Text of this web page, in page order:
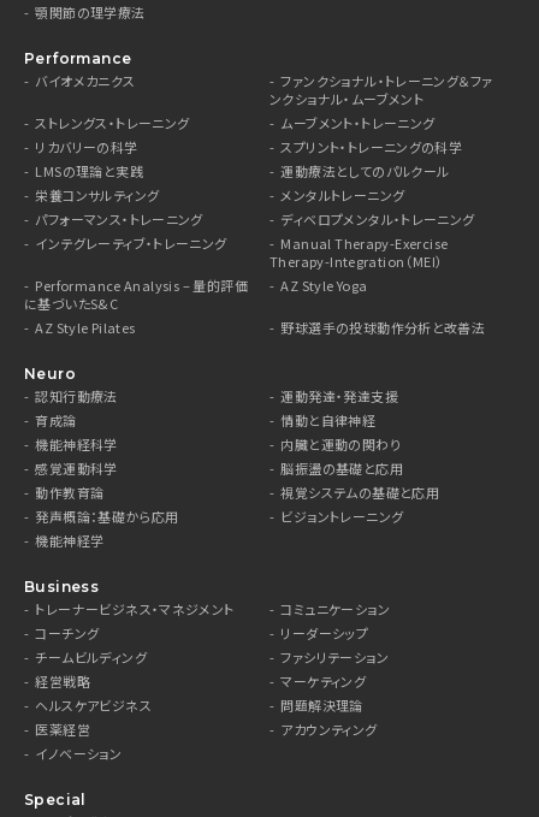
顎関節の理学療法
Performance
バイオメカニクス
ファンクショナル・トレーニング＆ファ
ンクショナル・ムーブメント
ストレングス・トレーニング
ムーブメント・トレーニング
リカバリーの科学
スプリント・トレーニングの科学
LMSの理論と実践
運動療法としてのパルクール
栄養コンサルティング
メンタルトレーニング
パフォーマンス・トレーニング
ディベロプメンタル・トレーニング
インテグレーティブ・トレーニング
Manual Therapy-Exercise
Therapy-Integration（MEI）
Performance Analysis – 量的評価
に基づいたS&C
AZ Style Yoga
AZ Style Pilates 野球選手の投球動作分析と改善法
Neuro
認知行動療法
運動発達・発達支援
育成論
情動と自律神経
機能神経科学
内臓と運動の関わり
感覚運動科学
脳振盪の基礎と応用
動作教育論
視覚システムの基礎と応用
発声概論：基礎から応用
ビジョントレーニング
機能神経学
Business
トレーナービジネス・マネジメント
コミュニケーション
コーチング
リーダーシップ
チームビルディング
ファシリテーション
経営戦略
マーケティング
ヘルスケアビジネス
問題解決理論
医薬経営
アカウンティング
イノベーション
Special